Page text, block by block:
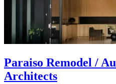
Paraiso Remodel /
Architects